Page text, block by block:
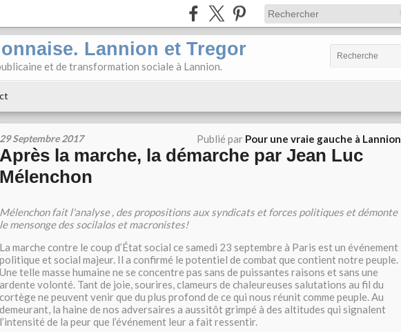
Lannion et Tregor
et de transformation sociale à Lannion.
29 Septembre 2017 Publié par Pour une vraie gauche à Lannion
Après la marche, la démarche par Jean Luc
Mélenchon
Mélenchon fait l'analyse , des propositions aux syndicats et forces politiques et démonte
le mensonge des socilalos et macronistes!
La marche contre le coup d’État social ce samedi 23 septembre à Paris est un événement
politique et social majeur. Il a confirmé le potentiel de combat que contient notre peuple.
Une telle masse humaine ne se concentre pas sans de puissantes raisons et sans une
ardente volonté. Tant de joie, sourires, clameurs de chaleureuses salutations au fil du
cortège ne peuvent venir que du plus profond de ce qui nous réunit comme peuple. Au
demeurant, la haine de nos adversaires a aussitôt grimpé à des altitudes qui signalent
l’intensité de la peur que l’événement leur a fait ressentir.